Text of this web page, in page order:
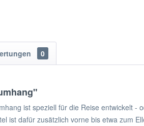
0
ist speziell für die Reise entwickelt
ist dafür zusätzlich vorne bis etwa zum